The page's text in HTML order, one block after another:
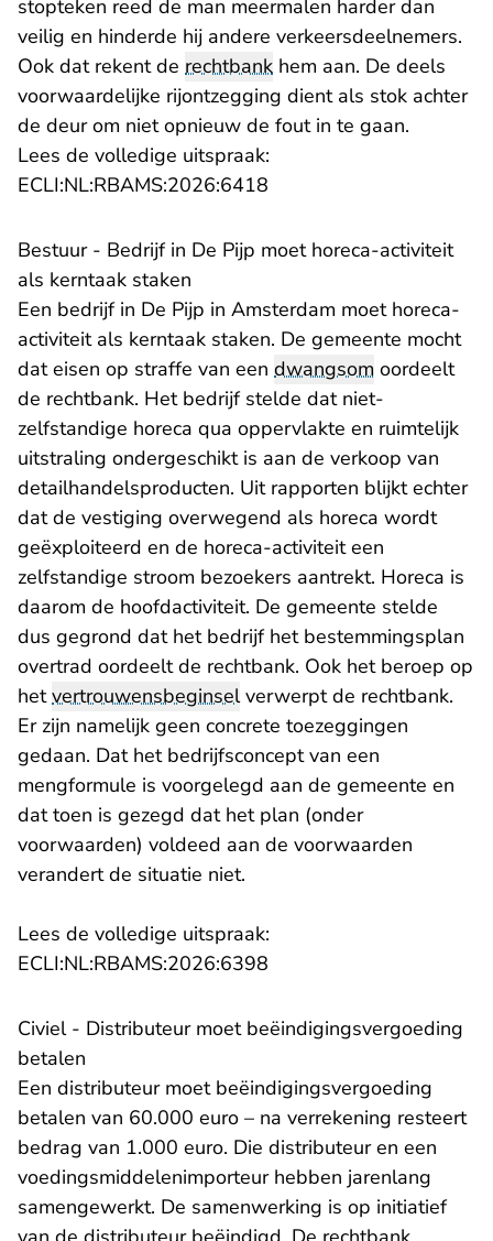
stopteken reed de man meermalen harder dan
veilig en hinderde hij andere verkeersdeelnemers.
Ook dat rekent de rechtbank hem aan. De deels
voorwaardelijke rijontzegging dient als stok achter
de deur om niet opnieuw de fout in te gaan.
Lees de volledige uitspraak:
ECLI:NL:RBAMS:2026:6418
Bestuur - Bedrijf in De Pijp moet horeca-activiteit
als kerntaak staken
Een bedrijf in De Pijp in Amsterdam moet horeca-
activiteit als kerntaak staken. De gemeente mocht
dat eisen op straffe van een dwangsom oordeelt
de rechtbank. Het bedrijf stelde dat niet-
zelfstandige horeca qua oppervlakte en ruimtelijk
uitstraling ondergeschikt is aan de verkoop van
detailhandelsproducten. Uit rapporten blijkt echter
dat de vestiging overwegend als horeca wordt
geëxploiteerd en de horeca-activiteit een
zelfstandige stroom bezoekers aantrekt. Horeca is
daarom de hoofdactiviteit. De gemeente stelde
dus gegrond dat het bedrijf het bestemmingsplan
overtrad oordeelt de rechtbank. Ook het beroep op
hetvertrouwensbeginselverwerpt de rechtbank.
Er zijn namelijk geen concrete toezeggingen
gedaan. Dat het bedrijfsconcept van een
mengformule is voorgelegd aan de gemeente en
dat toen is gezegd dat het plan (onder
voorwaarden) voldeed aan de voorwaarden
verandert de situatie niet.
Lees de volledige uitspraak:
ECLI:NL:RBAMS:2026:6398
Civiel - Distributeur moet beëindigingsvergoeding
betalen
Een distributeur moet beëindigingsvergoeding
betalen van 60.000 euro – na verrekening resteert
bedrag van 1.000 euro. Die distributeur en een
voedingsmiddelenimporteur hebben jarenlang
samengewerkt. De samenwerking is op initiatief